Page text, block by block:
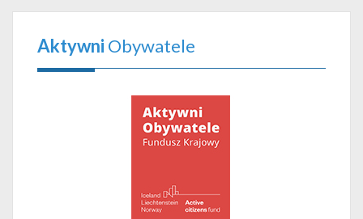
Aktywni Obywatele